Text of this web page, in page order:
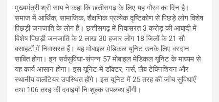
मुख्यमंत्री श्री साय ने कहा कि छत्तीसगढ़ के लिए यह गौरव का दिन है।
समाज में आर्थिक, सामाजिक, शैक्षणिक प्रत्येक दृष्टिकोण से पिछड़े लोग विशेष
पिछड़ी जनजाति के लोग हैं। छत्तीसगढ़ में निवासरत 3 करोड़ की आबादी में
विशेष पिछड़ी जनजाति के 2 लाख 30 हजार लोग 18 जिलों के 21 सौ
बसाहटों में निवासरत हैं। यह मोबाइल मेडिकल यूनिट उनके लिए वरदान
साबित होगा। इन सर्वसुविधा-संपन्न 57 मोबाइल मेडिकल यूनिट के माध्यम से
यह कार्य आसान होगा। इस यूनिट में डॉक्टर, नर्स, लैब टेक्निशियन और
स्थानीय वालंटियर उपस्थित होंगे। इस यूनिट में 25 तरह की जाँच सुविधाएँ
तथा 106 तरह की दवाइयाँ निःशुल्क उपलब्ध होंगी।